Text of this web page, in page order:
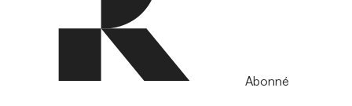
Abonné